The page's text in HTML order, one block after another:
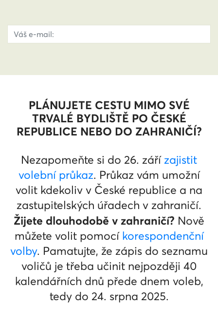
PLÁNUJETE CESTU MIMO SVÉ
TRVALÉ BYDLIŠTĚ PO ČESKÉ
REPUBLICE NEBO DO ZAHRANIČÍ?
Nezapomeňte si do 26. září zajistit
volební průkaz. Průkaz vám umožní
volit kdekoliv v České republice a na
zastupitelských úřadech v zahraničí.
Žijete dlouhodobě v zahraničí? Nově
můžete volit pomocí korespondenční
volby. Pamatujte, že zápis do seznamu
voličů je třeba učinit nejpozději 40
kalendářních dnů přede dnem voleb,
tedy do 24. srpna 2025.